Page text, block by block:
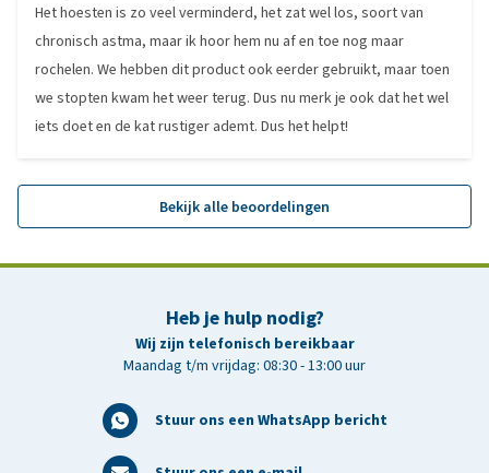
Het hoesten is zo veel verminderd, het zat wel los, soort van
chronisch astma, maar ik hoor hem nu af en toe nog maar
rochelen. We hebben dit product ook eerder gebruikt, maar toen
we stopten kwam het weer terug. Dus nu merk je ook dat het wel
iets doet en de kat rustiger ademt. Dus het helpt!
Bekijk alle beoordelingen
Heb je hulp nodig?
Wij zijn telefonisch bereikbaar
Maandag t/m vrijdag: 08:30 - 13:00 uur
Stuur ons een WhatsApp bericht